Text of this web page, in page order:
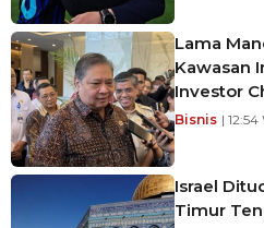
Lama
Kawasan
Investor
Bisnis | 12:54
Israel
Timur